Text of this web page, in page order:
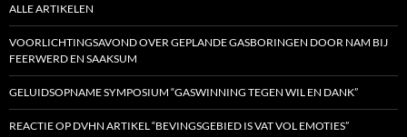
ALLE ARTIKELEN
VOORLICHTINGSAVOND OVER GEPLANDE GASBORINGEN DOOR NAM BIJ
FEERWERD EN SAAKSUM
GELUIDSOPNAME SYMPOSIUM “GASWINNING TEGEN WIL EN DANK”
REACTIE OP DVHN ARTIKEL “BEVINGSGEBIED IS VAT VOL EMOTIES”